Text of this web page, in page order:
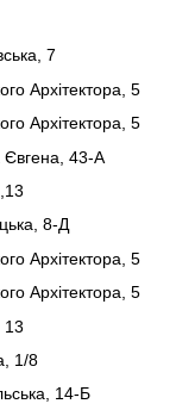
7
Архітектора, 5
Архітектора, 5
43-А
8-Д
Архітектора, 5
Архітектора, 5
13
1/8
14-Б